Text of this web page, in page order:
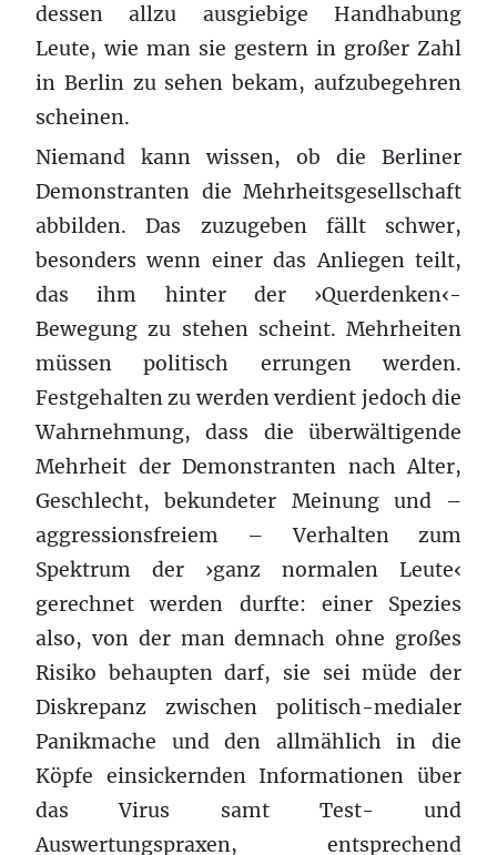
dessen allzu ausgiebige Handhabung
Leute, wie man sie gestern in großer Zahl
in Berlin zu sehen bekam, aufzubegehren
scheinen.
Niemand kann wissen, ob die Berliner
Demonstranten die Mehrheitsgesellschaft
abbilden. Das zuzugeben fällt schwer,
besonders wenn einer das Anliegen teilt,
das ihm hinter der ›Querdenken‹-
Bewegung zu stehen scheint. Mehrheiten
müssen politisch errungen werden.
Festgehalten zu werden verdient jedoch die
Wahrnehmung, dass die überwältigende
Mehrheit der Demonstranten nach Alter,
Geschlecht, bekundeter Meinung und –
aggressionsfreiem – Verhalten zum
Spektrum der ›ganz normalen Leute‹
gerechnet werden durfte: einer Spezies
also, von der man demnach ohne großes
Risiko behaupten darf, sie sei müde der
Diskrepanz zwischen politisch-medialer
Panikmache und den allmählich in die
Köpfe einsickernden Informationen über
das Virus samt Test- und
Auswertungspraxen, entsprechend